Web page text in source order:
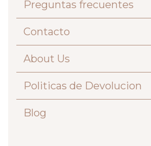
Preguntas frecuentes
Contacto
About Us
Politicas de Devolucion
Blog